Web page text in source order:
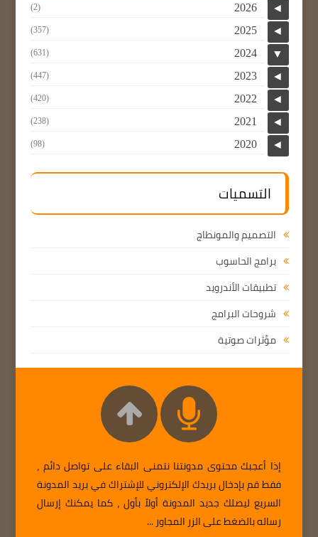
◄
2026
(2)
◄
2025
(357)
▼
2024
(631)
◄
2023
(447)
◄
2022
(420)
◄
2021
(238)
◄
2020
(98)
التسميات
التصميم والمونطاج
برامج الحاسوب
تطبيقات الأندرويد
شروحات البرامج
مؤثرات صوتية
إذا أعجبك محتوى مدونتنا نتمنى البقاء على تواصل دائم ،
فقط قم بإدخال بريدك الإلكتروني للإشتراك في بريد المدونة
السريع ليصلك جديد المدونة أولاً بأول ، كما يمكنك إرسال
رساله بالضغط على الزر المجاور ...